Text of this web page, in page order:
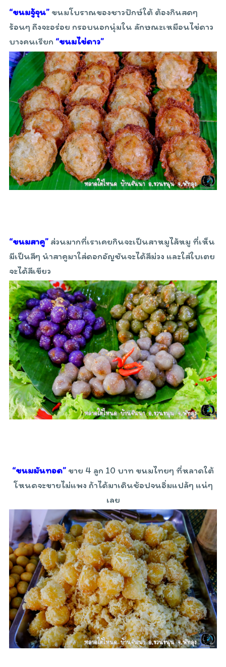
“ขนมจู้จุน” ขนมโบราณของชาวปักษ์ใต้ ต้องกินสดๆ
ร้อนๆ ถึงจะอร่อย กรอบนอกนุ่มใน ลักษณะเหมือนไข่ดาว
บางคนเรียก “ขนมไข่ดาว”
“ขนมสาคู” ส่วนมากที่เราเคยกินจะเป็นสาหมูไส้หมู ที่เห็น
มีเป็นสีๆ นำสาคูมาใส่ดอกอัญชันจะได้สีม่วง และใส่ใบเตย
จะได้สีเขียว
“ขนมมันทอด” ขาย 4 ลูก 10 บาท ขนมไทยๆ ที่หลาดใต้
โหนดจะขายไม่แพง ถ้าได้มาเดินช้อปจนอิ่มแปล้ๆ แน่ๆ
เลย